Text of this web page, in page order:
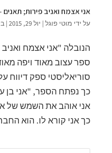
אני אצמח ואניב פירות; תאנים
על ידי מוטי פוגל| יול 29, 2015 |
הנובלה "אני אצמח
ספר עצוב מאוד ויפה
סוריאליסטי ספק דיווח
כך נפתח הספר, "אני בן
אני אוהב את השמש של
כך אני קורא לו. הוא